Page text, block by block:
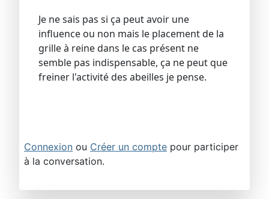
Je ne sais pas si ça peut avoir une
influence ou non mais le placement de la
grille à reine dans le cas présent ne
semble pas indispensable, ça ne peut que
freiner l'activité des abeilles je pense.
Connexion ou Créer un compte pour participer
à la conversation.